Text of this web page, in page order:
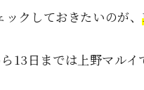
ックしておきたいのが、
13日までは上野マル